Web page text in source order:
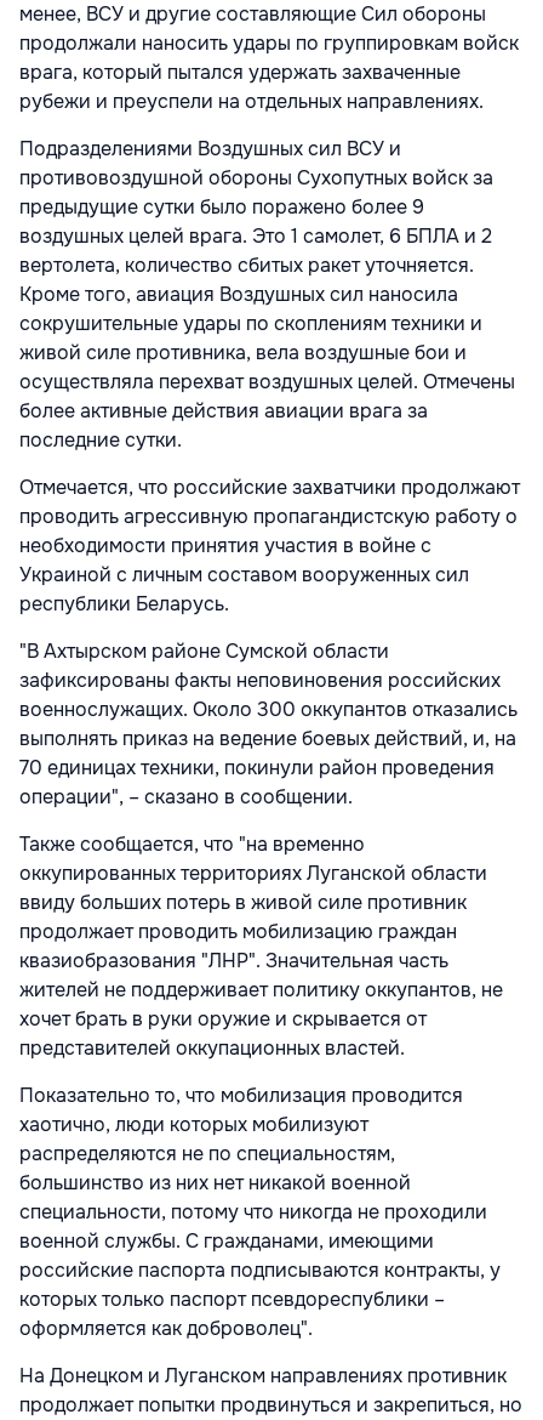
менее, ВСУ и другие составляющие Сил обороны
продолжали наносить удары по группировкам войск
врага, который пытался удержать захваченные
рубежи и преуспели на отдельных направлениях.
Подразделениями Воздушных сил ВСУ и
противовоздушной обороны Сухопутных войск за
предыдущие сутки было поражено более 9
воздушных целей врага. Это 1 самолет, 6 БПЛА и 2
вертолета, количество сбитых ракет уточняется.
Кроме того, авиация Воздушных сил наносила
сокрушительные удары по скоплениям техники и
живой силе противника, вела воздушные бои и
осуществляла перехват воздушных целей. Отмечены
более активные действия авиации врага за
последние сутки.
Отмечается, что российские захватчики продолжают
проводить агрессивную пропагандистскую работу о
необходимости принятия участия в войне с
Украиной с личным составом вооруженных сил
республики Беларусь.
"В Ахтырском районе Сумской области
зафиксированы факты неповиновения российских
военнослужащих. Около 300 оккупантов отказались
выполнять приказ на ведение боевых действий, и, на
70 единицах техники, покинули район проведения
операции", – сказано в сообщении.
Также сообщается, что "на временно
оккупированных территориях Луганской области
ввиду больших потерь в живой силе противник
продолжает проводить мобилизацию граждан
квазиобразования "ЛНР". Значительная часть
жителей не поддерживает политику оккупантов, не
хочет брать в руки оружие и скрывается от
представителей оккупационных властей.
Показательно то, что мобилизация проводится
хаотично, люди которых мобилизуют
распределяются не по специальностям,
большинство из них нет никакой военной
специальности, потому что никогда не проходили
военной службы. С гражданами, имеющими
российские паспорта подписываются контракты, у
которых только паспорт псевдореспублики –
оформляется как доброволец".
На Донецком и Луганском направлениях противник
продолжает попытки продвинуться и закрепиться, но